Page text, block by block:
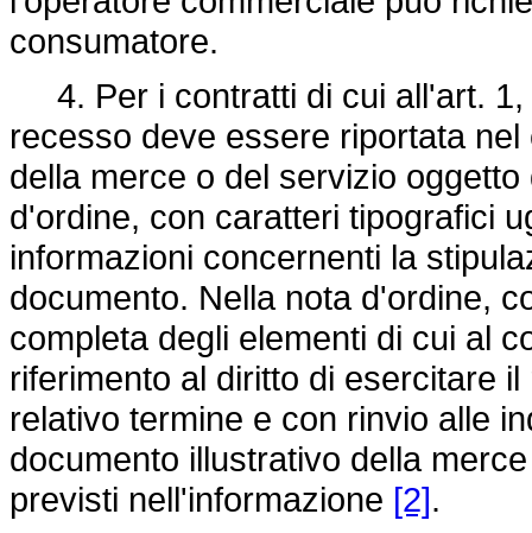
consumatore.
4. Per i contratti di cui all'art. 1,
recesso deve essere riportata
della merce o del servizio
d'ordine, con caratteri tipografici
informazioni concernenti la
documento. Nella nota d'ordine,
completa degli elementi di cui al
riferimento al diritto di esercitare
relativo termine e con rinvio alle
documento illustrativo della
previsti nell'informazione [2].